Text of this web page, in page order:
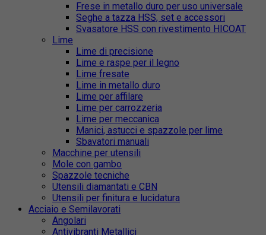
Frese in metallo duro per uso universale
Seghe a tazza HSS, set e accessori
Svasatore HSS con rivestimento HICOAT
Lime
Lime di precisione
Lime e raspe per il legno
Lime fresate
Lime in metallo duro
Lime per affilare
Lime per carrozzeria
Lime per meccanica
Manici, astucci e spazzole per lime
Sbavatori manuali
Macchine per utensili
Mole con gambo
Spazzole tecniche
Utensili diamantati e CBN
Utensili per finitura e lucidatura
Acciaio e Semilavorati
Angolari
Antivibranti Metallici